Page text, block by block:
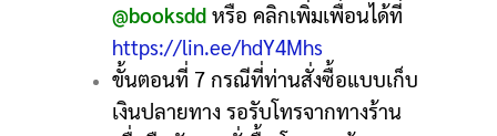
@booksdd หรือ คลิกเพิ่มเพื่อนได้ที่
https://lin.ee/hdY4Mhs
ขั้นตอนที่ 7 กรณีที่ท่านสั่งซื้อแบบเก็บ
เงินปลายทาง รอรับโทรจากทางร้าน